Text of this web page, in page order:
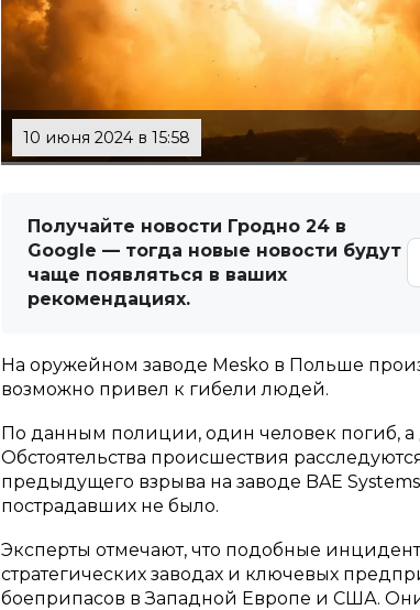
10 июня 2024 в 15:58
Получайте новости Гродно 24 в
Google — тогда новые новости будут
чаще появляться в ваших
рекомендациях.
На оружейном заводе Mesko в Польше
возможно привел к гибели людей.
По данным полиции, один человек погиб,
Обстоятельства происшествия
предыдущего взрыва на заводе BAE
пострадавших не было.
Эксперты отмечают, что подобные
стратегических заводах и ключевых
боеприпасов в Западной Европе и США.